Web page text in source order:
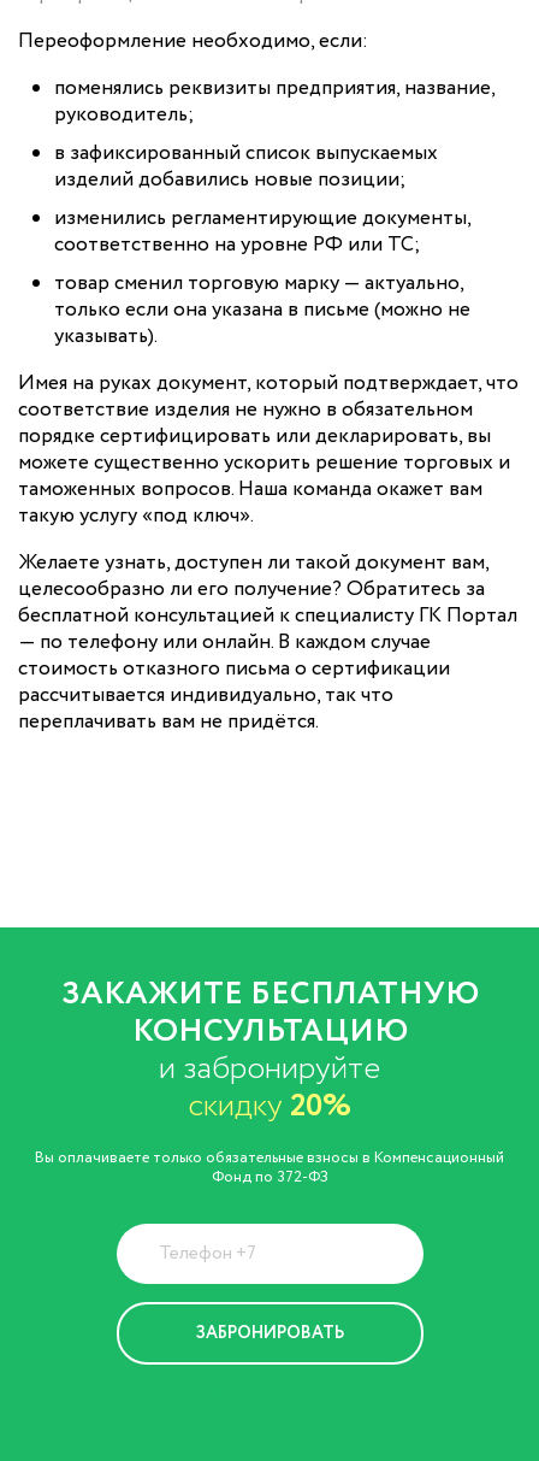
Переоформление необходимо, если:
поменялись реквизиты предприятия, название,
руководитель;
в зафиксированный список выпускаемых
изделий добавились новые позиции;
изменились регламентирующие документы,
соответственно на уровне РФ или ТС;
товар сменил торговую марку — актуально,
только если она указана в письме (можно не
указывать).
Имея на руках документ, который подтверждает, что
соответствие изделия не нужно в обязательном
порядке сертифицировать или декларировать, вы
можете существенно ускорить решение торговых и
таможенных вопросов. Наша команда окажет вам
такую услугу «под ключ».
Желаете узнать, доступен ли такой документ вам,
целесообразно ли его получение? Обратитесь за
бесплатной консультацией к специалисту ГК Портал
— по телефону или онлайн. В каждом случае
стоимость отказного письма о сертификации
рассчитывается индивидуально, так что
переплачивать вам не придётся.
ЗАКАЖИТЕ БЕСПЛАТНУЮ
КОНСУЛЬТАЦИЮ
и забронируйте
скидку 20%
Вы оплачиваете только обязательные взносы в Компенсационный
Фонд по 372-ФЗ